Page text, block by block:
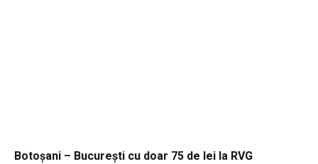
Botoșani – București cu doar 75 de lei la RVG